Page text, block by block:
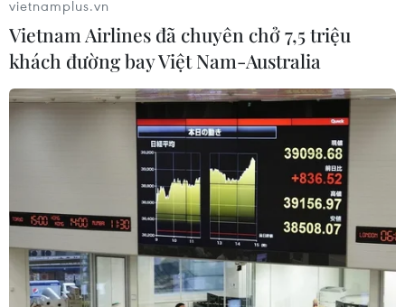
Nga kêu gọi đối thoại trực tiếp giữa chính
quyền Kiev và vùng Donbass
26/12/2019 13:47
Ngoại trưởng Nga Sergei Lavrov cho biết việc thiết lập
hòa bình lâu dài tại Ukraine nằm trong lợi ích của Nga
vietnamplus.vn
Vietnam Airlines đã chuyên chở 7,5 triệu
khách đường bay Việt Nam-Australia